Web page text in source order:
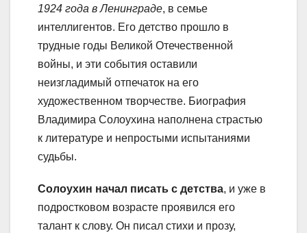
1924 года в Ленинграде, в семье
интеллигентов. Его детство прошло в
трудные годы Великой Отечественной
войны, и эти события оставили
неизгладимый отпечаток на его
художественном творчестве. Биография
Владимира Солоухина наполнена страстью
к литературе и непростыми испытаниями
судьбы.
Солоухин начал писать с детства, и уже в
подростковом возрасте проявился его
талант к слову. Он писал стихи и прозу,